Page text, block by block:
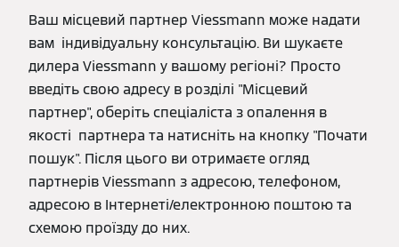
Ваш місцевий партнер Viessmann може надати
вам індивідуальну консультацію. Ви шукаєте
дилера Viessmann у вашому регіоні? Просто
введіть свою адресу в розділі "Місцевий
партнер", оберіть спеціаліста з опалення в
якості партнера та натисніть на кнопку "Почати
пошук". Після цього ви отримаєте огляд
партнерів Viessmann з адресою, телефоном,
адресою в Інтернеті/електронною поштою та
схемою проїзду до них.